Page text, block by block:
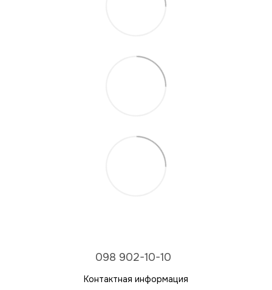
098 902-10-10
Контактная информация